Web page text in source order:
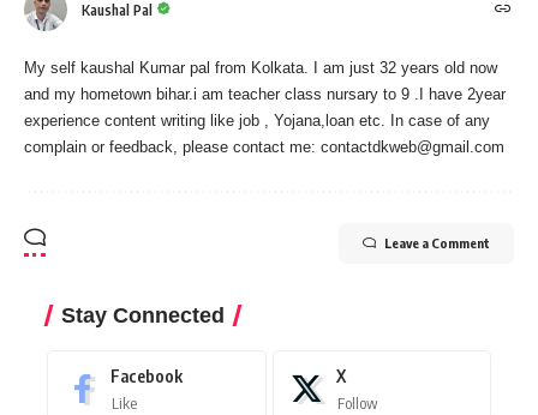
Kaushal Pal
My self kaushal Kumar pal from Kolkata. I am just 32 years old now
and my hometown bihar.i am teacher class nursary to 9 .I have 2year
experience content writing like job , Yojana,loan etc. In case of any
complain or feedback, please contact me: contactdkweb@gmail.com
Leave a Comment
Stay Connected
Facebook
Like
X
Follow